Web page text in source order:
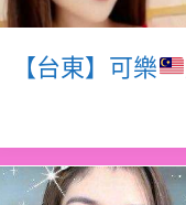
【台東】可樂